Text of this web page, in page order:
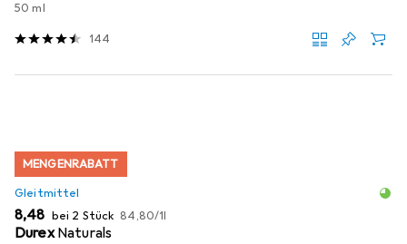
50 ml
144
MENGENRABATT
Gleitmittel
EUR
8,48 bei 2 Stück EUR
84,80/1l
Durex Naturals